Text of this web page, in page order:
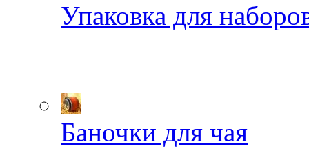
Упаковка для
Баночки для чая